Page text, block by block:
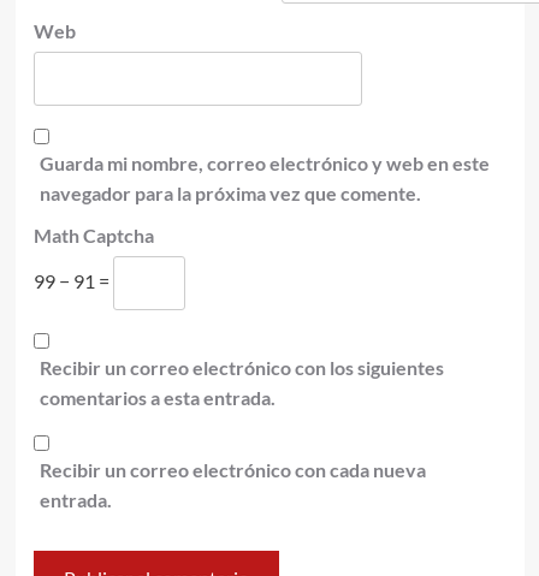
Web
Guarda mi nombre, correo electrónico y web en este
navegador para la próxima vez que comente.
Math Captcha
99 − 91 =
Recibir un correo electrónico con los siguientes
comentarios a esta entrada.
Recibir un correo electrónico con cada nueva
entrada.